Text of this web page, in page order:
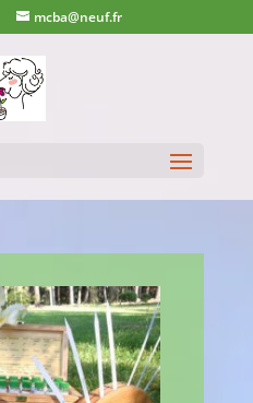
mcba@neuf.fr